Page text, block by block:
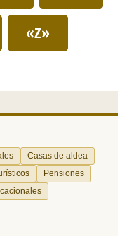
«Z»